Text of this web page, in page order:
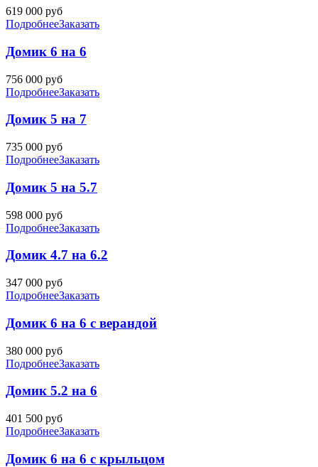
619 000 руб
ПодробнееЗаказать
Домик 6 на 6
756 000 руб
ПодробнееЗаказать
Домик 5 на 7
735 000 руб
ПодробнееЗаказать
Домик 5 на 5.7
598 000 руб
ПодробнееЗаказать
Домик 4.7 на 6.2
347 000 руб
ПодробнееЗаказать
Домик 6 на 6 с верандой
380 000 руб
ПодробнееЗаказать
Домик 5.2 на 6
401 500 руб
ПодробнееЗаказать
Домик 6 на 6 с крыльцом